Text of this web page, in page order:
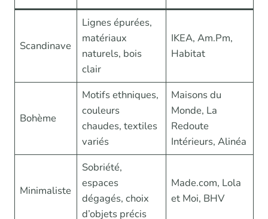
Scandinave
Lignes épurées,
matériaux
naturels, bois
clair
IKEA, Am.Pm,
Habitat
Bohème
Motifs ethniques,
couleurs
chaudes, textiles
variés
Maisons du
Monde, La
Redoute
Intérieurs, Alinéa
Minimaliste
Sobriété,
espaces
dégagés, choix
d’objets précis
Made.com, Lola
et Moi, BHV